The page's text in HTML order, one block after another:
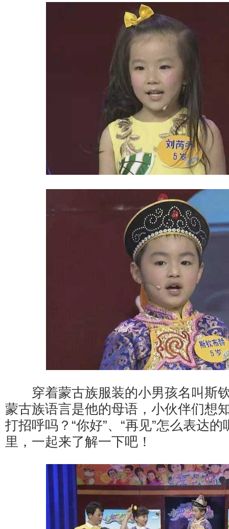
穿着蒙古族服装的小男孩名叫斯
蒙古族语言是他的母语，小伙伴们想
打招呼吗？“你好”、“再见”怎么表达
里，一起来了解一下吧！